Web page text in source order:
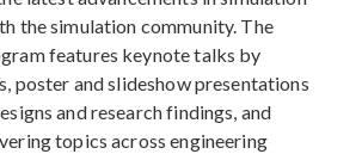
the simulation community. The
features keynote talks by
poster and slideshow presentations
and research findings, and
topics across engineering